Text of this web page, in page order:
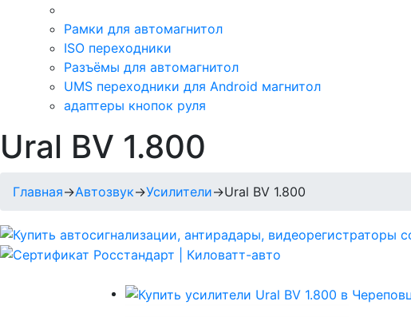
Рамки для автомагнитол
ISO переходники
Разъёмы для автомагнитол
UMS переходники для Android магнитол
адаптеры кнопок руля
Ural BV 1.800
Главная→Автозвук→Усилители→Ural BV 1.800